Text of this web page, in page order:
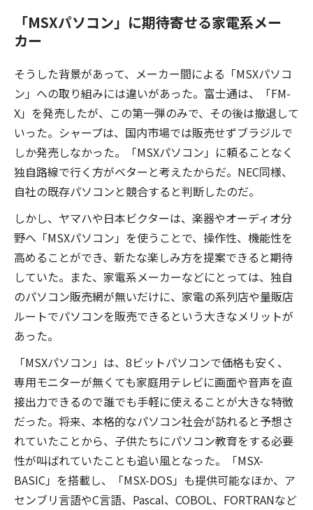
「MSXパソコン」に期待寄せる家電系メー
カー
そうした背景があって、メーカー間による「MSXパソコ
ン」への取り組みには違いがあった。富士通は、「FM-
X」を発売したが、この第一弾のみで、その後は撤退して
いった。シャープは、国内市場では販売せずブラジルで
しか発売しなかった。「MSXパソコン」に頼ることなく
独自路線で行く方がベターと考えたからだ。NEC同様、
自社の既存パソコンと競合すると判断したのだ。
しかし、ヤマハや日本ビクターは、楽器やオーディオ分
野へ「MSXパソコン」を使うことで、操作性、機能性を
高めることができ、新たな楽しみ方を提案できると期待
していた。また、家電系メーカーなどにとっては、独自
のパソコン販売網が無いだけに、家電の系列店や量販店
ルートでパソコンを販売できるという大きなメリットが
あった。
「MSXパソコン」は、8ビットパソコンで価格も安く、
専用モニターが無くても家庭用テレビに画面や音声を直
接出力できるので誰でも手軽に使えることが大きな特徴
だった。将来、本格的なパソコン社会が訪れると予想さ
れていたことから、子供たちにパソコン教育をする必要
性が叫ばれていたことも追い風となった。「MSX-
BASIC」を搭載し、「MSX-DOS」も提供可能なほか、ア
センブリ言語やC言語、Pascal、COBOL、FORTRANなど